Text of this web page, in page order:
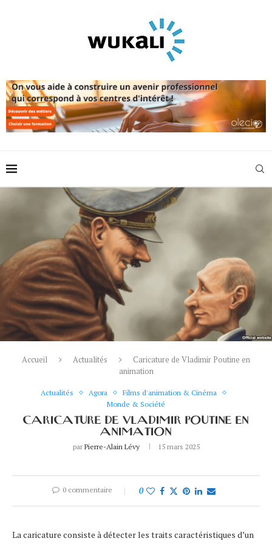
Accueil Actualités
Caricature de Vladimir Poutine en
animation
Actualités Agora
Films d'animation & Cinéma
Monde & Société
CARICATURE DE VLADIMIR POUTINE EN
ANIMATION
par Pierre-Alain Lévy 15 mars 2025
0 commentaire 0
La caricature consiste à détecter les traits caractéristiques d’un